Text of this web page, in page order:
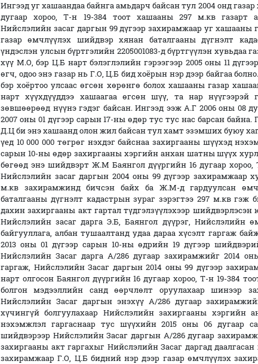
Ингээд уг хашаандаа байнга амьдарч байсан тул 2004 онд
дугаар хороо, Т-н 19-384 тоот хашааны 297 м.кв газарт
Нийслэлийн засаг даргын 99 дүгээр захирамжаар уг
газар өмчлүүлэх шийдвэр хянан баталгааны дүгнэлт
үндэслэн улсын бүртгэлийн 2205001083-д бүртгүүлэн хувьдаа
хүү М.О, бэр Ц.Б нарт бэлэглэлийн гэрээгээр 2005 оны 11
өгч, одоо энэ газар нь Г.О, Ц.Б бид хоёрын нэр дээр байгаа
бэр хоёртоо улсаас өгсөн хөрөнгө болох хашааны газар
нарт хүүхдүүддээ хашаагаа өгсөн шүү, та нар
зөвшөөрөөд нүүнэ гэдэг байсан. Ингээд ээж А.Г 2006 оны 08
2007 оны 01 дүгээр сарын 17-ны өдөр тус тус нас барсан
Д.Ц би энэ хашаанд олон жил байсан тул хамт эзэмших буюу
үед 10 000 000 төгрөг нэхдэг байснаа захиргааны шүүхэд
сарын 10-ны өдөр захиргааны хэргийн анхан шатны шүүх
бөгөөд энэ шийдвэрт Ж.М Баянгол дүүргийн 16 дугаар хороо,
Нийслэлийн засаг даргын 2004 оны 99 дүгээр захирамжаар
м.кв захирамжинд бичсэн байх ба Ж.М-д гардуулсан
баталгааны дүгнэлт кадастрын зураг зэрэгтээ 297 м.кв гэж
дахин захиргааны акт гартал түдгэлзүүлэхээр
Нийслэлийн засаг дарга Э.Б, Баянгол дүүрэг, Нийслэлийн
байгууллага, албан тушаалтанд удаа дараа хүсэлт гаргаж
2013 оны 01 дүгээр сарын 10-ны өдрийн 19 дүгээр
Нийслэлийн Засаг дарга А/286 дугаар захирамжийг 2014
гаргаж, Нийслэлийн Засаг даргын 2014 оны 99 дүгээр
нарт олгосон Баянгол дүүргийн 16 дугаар хороо, Т-н 19-384
болгон мэдээллийн санд өөрчлөлт оруулахаар шинээр
Нийслэлийн Засаг даргын энэхүү А/286 дугаар
хүчингүй болгуулахаар Нийслэлийн захиргааны хэргийн
нэхэмжлэл гаргаснаар тус шүүхийн 2015 оны 06 дугаар
шийдвэрээр Нийслэлийн Засаг даргын А/286 дугаар
захиргааны акт гаргахыг Нийслэлийн Засаг даргад
захирамжаар Г.О, Ц.Б бидний нэр дээр газар өмчлүүлэх